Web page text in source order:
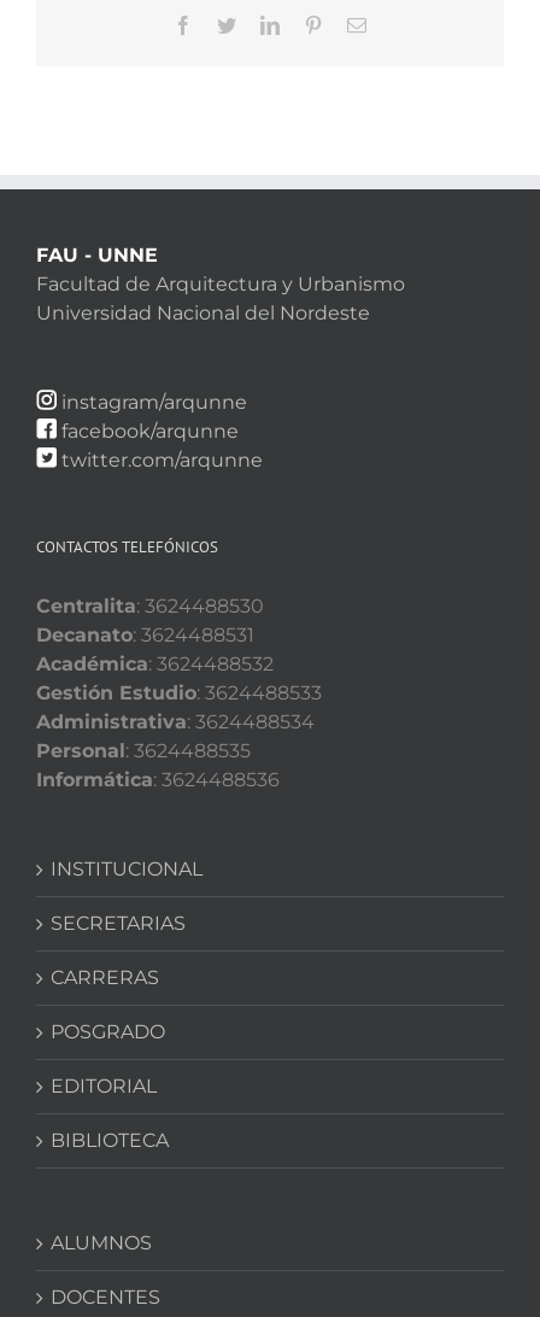
Facebook
TwitterLinkedInPinterestCorreo
FAU - UNNE
Facultad de Arquitectura y Urbanismo
Universidad Nacional del Nordeste
instagram/arqunne
facebook/arqunne
twitter.com/arqunne
CONTACTOS TELEFÓNICOS
Centralita: 3624488530
Decanato: 3624488531
Académica: 3624488532
Gestión Estudio: 3624488533
Administrativa: 3624488534
Personal: 3624488535
Informática: 3624488536
INSTITUCIONAL
SECRETARIAS
CARRERAS
POSGRADO
EDITORIAL
BIBLIOTECA
ALUMNOS
DOCENTES